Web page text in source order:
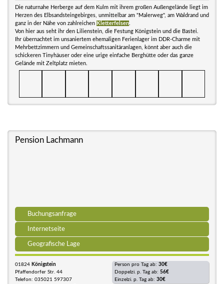
Die naturnahe Herberge auf dem Kulm mit ihrem großen Außengelände liegt im
Herzen des Elbsandsteingebirges, unmittelbar am "Malerweg", am Waldrand und
ganz in der Nähe von zahlreichen Kletterfelsen
Von hier aus seht ihr den Lilienstein, die Festung Königstein und die Bastei.
Ihr übernachtet im unsaniertem ehemaligen Ferienlager im DDR-Charme mit
Mehrbettzimmern und Gemeinschaftssanitäranlagen, könnt aber auch die
schickeren Tinyhäuser oder eine urige einfache Berghütte oder das ganze
Gelände mit Zeltplatz mieten.
Pension Lachmann
Buchungsanfrage
Internetseite
Geografische Lage
01824 Königstein
Pfaffendorfer Str. 44
Telefon: 035021 597307
Person pro Tag ab: 30€
Doppelzi. p. Tag ab: 56€
Einzelzi. p. Tag ab: 30€